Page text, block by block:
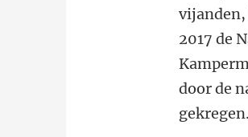
vijanden,
2017 de
door de